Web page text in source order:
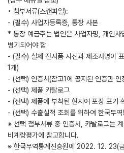
◦ 첨부서류(스캔파일):
- (필수) 사업자등록증, 통장 사본
* 통장 예금주는 법인은 사업자명, 개인사
병기되어야 함
- (필수) 실제 전시품 사진과 제조사명이
1개)
- (선택) 인증서(참고1에 공지된 인증만 인
- (선택) 제품 카탈로그
- (선택) 제품에 부착된 현지어 포장 표기
- (선택) 수출실적 조회를 위하여 한국무
※ 선택 첨부서류 중 인증서, 카탈로그는
비계량평가에 참고합니다.
※ 한국무역통계진흥원에 2022. 12. 23(